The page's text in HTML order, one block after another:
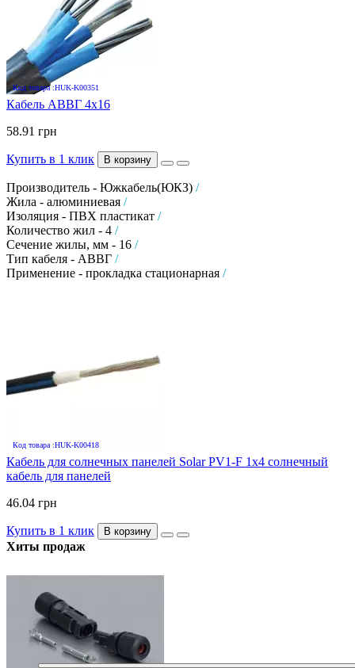
Код товара :HUK-K00351
Кабель АВВГ 4х16
58.91 грн
Купить в 1 клик В корзину
Производитель - Южкабель(ЮКЗ) /
Жила - алюминиевая /
Изоляция - ПВХ пластикат /
Количество жил - 4 /
Сечение жилы, мм - 16 /
Тип кабеля - АВВГ /
Применение - прокладка стационарная /
Код товара :HUK-K00418
Кабель для солнечных панелей Solar PV1-F 1х4 солнечный
кабель для панелей
46.04 грн
Купить в 1 клик В корзину
Хиты продаж